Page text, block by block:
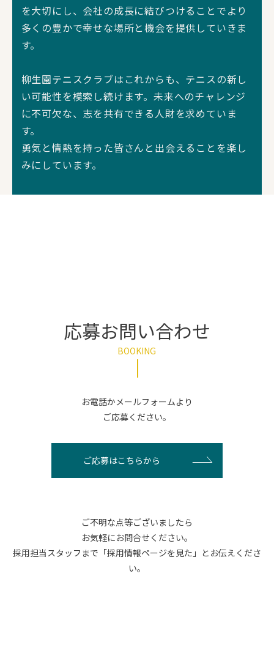
を大切にし、会社の成長に結びつけることでより
多くの豊かで幸せな場所と機会を提供していきま
す。
柳生園テニスクラブはこれからも、テニスの新し
い可能性を模索し続けます。未来へのチャレンジ
に不可欠な、志を共有できる人財を求めていま
す。
勇気と情熱を持った皆さんと出会えることを楽し
みにしています。
応募お問い合わせ
BOOKING
お電話かメールフォームより
ご応募ください。
ご応募はこちらから
ご不明な点等ございましたら
お気軽にお問合せください。
採用担当スタッフまで「採用情報ページを見た」とお伝えくださ
い。